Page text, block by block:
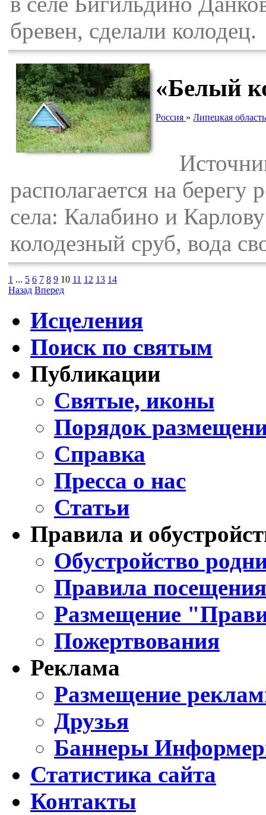
бревен, сделали колодец.
«Белый
Россия »Липецкая область
располагается на берегу
села: Калабино и
колодезный сруб, вода
1 ... 5 6 7 8 9 10 11 12 13 14
Назад Вперед
Исцеления
Поиск по святым
Публикации
Святые, иконы
Порядок
Справка
Пресса о нас
Статьи
Правила и
Обустройство
Правила
Размещение
Пожертвования
Реклама
Размещение
Друзья
Баннеры
Статистика сайта
Контакты